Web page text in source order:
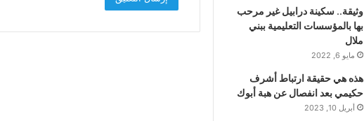
وثيقة.. سكينة درابيل غير مرحب
بها بالمؤسسات التعليمية ببني
ملال
مايو 6, 2022
هذه هي حقيقة ارتباط أشرف
حكيمي بعد انفصال عن هبة أبوك
أبريل 10, 2023